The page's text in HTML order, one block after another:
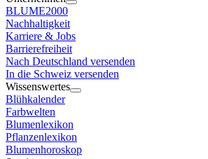
BLUME2000
Nachhaltigkeit
Karriere & Jobs
Barrierefreiheit
Nach Deutschland versenden
In die Schweiz versenden
Wissenswertes
Blühkalender
Farbwelten
Blumenlexikon
Pflanzenlexikon
Blumenhoroskop